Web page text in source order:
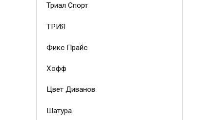
Триал Спорт
ТРИЯ
Фикс Прайс
Хофф
Цвет Диванов
Шатура